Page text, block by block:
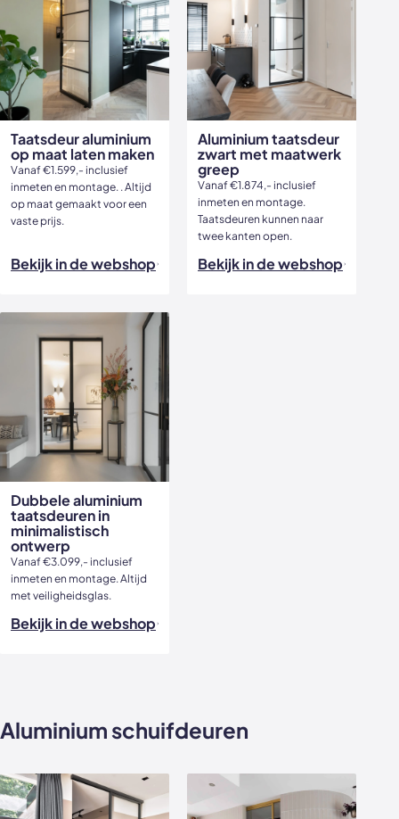
Taatsdeur aluminium
op maat laten maken
Vanaf €1.599,- inclusief
inmeten en montage. . Altijd
op maat gemaakt voor een
vaste prijs.
Bekijk in de webshop
Aluminium taatsdeur
zwart met maatwerk
greep
Vanaf €1.874,- inclusief
inmeten en montage.
Taatsdeuren kunnen naar
twee kanten open.
Bekijk in de webshop
Dubbele aluminium
taatsdeuren in
minimalistisch
ontwerp
Vanaf €3.099,- inclusief
inmeten en montage. Altijd
met veiligheidsglas.
Bekijk in de webshop
Aluminium schuifdeuren